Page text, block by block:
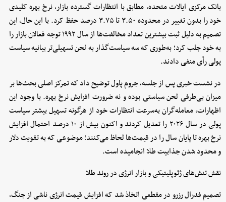
بانک مرکزی ایالات متحده، مطابق با انتظارات گسترده بازار، نرخ بهره کلیدی
خود را بدون تغییر در محدوده ۳.۵۰ تا ۳.۷۵ درصد حفظ کرد. با این حال، این
تصمیم به دلیل ثبت بیشترین تعداد مخالفت‌ها از سال ۱۹۹۲ توجه فعالان بازار را
به خود جلب کرد؛ به‌طوری که سه سیاست‌گذار به لحن تسهیلی‌تر بیانیه سیاست
پولی رأی منفی دادند.
در نشست خبری پس از جلسه، جروم پاول توضیح داد که تمرکز اصلی بحث‌ها بر
میزان بی‌طرفی لحن سیاستی بوده و نه ضرورت افزایش نرخ بهره. با وجود این
اظهارات، معامله‌گران به‌سرعت انتظارات خود از هرگونه تسهیل بیشتر سیاست
پولی در سال ۲۰۲۶ را تعدیل کردند و اکنون بیش از ۱۰ درصد احتمال افزایش
نرخ بهره تا پایان سال را در قیمت‌ها لحاظ می‌کنند؛ موضوعی که به تقویت دلار
و محدود شدن جذابیت طلا انجامیده است.
نقش تنش‌های ژئوپلیتیکی و بازار انرژی در روند طلا
تصمیم فدرال رزرو در مقطعی اتخاذ شد که افزایش قیمت انرژی ناشی از جنگ،